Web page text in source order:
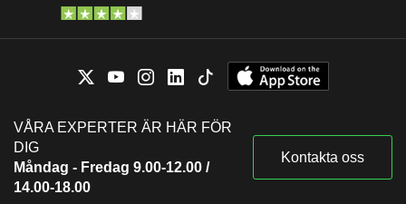
VÅRA EXPERTER ÄR HÄR FÖR
DIG
Måndag - Fredag 9.00-12.00 /
14.00-18.00
Kontakta oss